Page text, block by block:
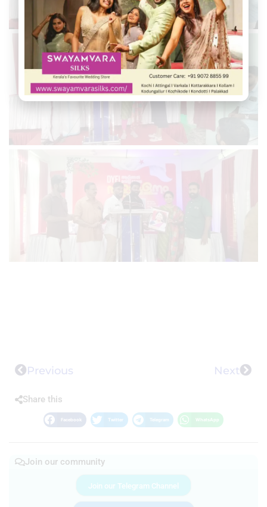
Previous Next
Share this
Facebook Twitter Telegram WhatsApp
Join our community
Join our Telegram Channel